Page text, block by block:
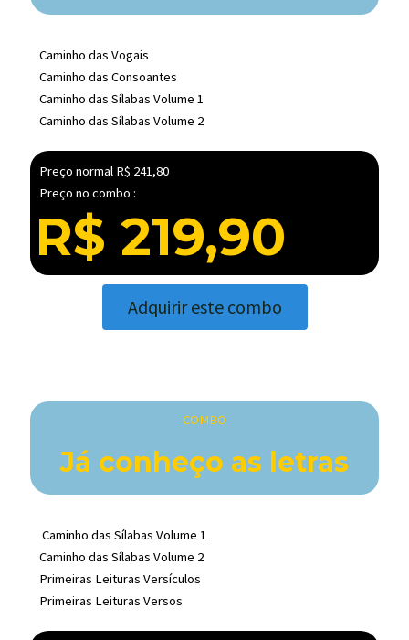
Caminho das Vogais
Caminho das Consoantes
Caminho das Sílabas Volume 1
Caminho das Sílabas Volume 2
Preço normal R$ 241,80
Preço no combo :
R$ 219,90
Adquirir este combo
COMBO
Já conheço as letras
Caminho das Sílabas Volume 1
Caminho das Sílabas Volume 2
Primeiras Leituras Versículos
Primeiras Leituras Versos